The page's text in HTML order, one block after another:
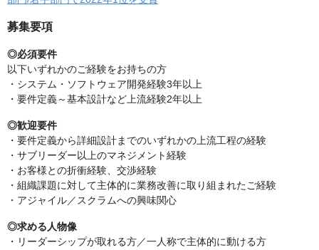
募集要項
◎必須要件
以下いずれかのご経験をお持ちの方
・システム・ソフトウェア開発経験3年以上
・要件定義～基本設計など上流経験2年以上
◎歓迎要件
・要件定義から詳細設計までのいずれかの上流工程の経験
・サブリーダー以上のマネジメント経験
・お客様との折衝経験、交渉経験
・組織課題に対して主体的に業務改善に取り組まれたご経験
・アジャイル／スクラムへの興味関心
◎求める人物像
・リーダーシップが取れる方／一人称で主体的に動ける方